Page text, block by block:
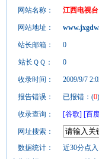
网站名称：
江西电视台
网站地址：
站长邮箱： 0
站长ＱＱ： 0
收录时间： 2009/9/7
报告错误： 已报错：(0
收录查询： [谷歌] [百
网址搜索：
数据统计：
近30分点